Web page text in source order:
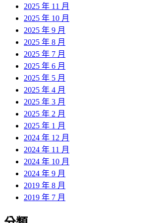
2025 年 11 月
2025 年 10 月
2025 年 9 月
2025 年 8 月
2025 年 7 月
2025 年 6 月
2025 年 5 月
2025 年 4 月
2025 年 3 月
2025 年 2 月
2025 年 1 月
2024 年 12 月
2024 年 11 月
2024 年 10 月
2024 年 9 月
2019 年 8 月
2019 年 7 月